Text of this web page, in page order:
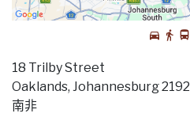
18 Trilby Street
Oaklands, Johannesburg 2192
南非